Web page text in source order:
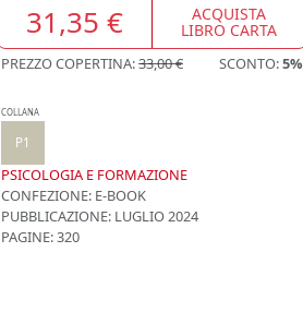
31,35 € ACQUISTA
LIBRO CARTA
PREZZO COPERTINA:33,00 € SCONTO:5%
COLLANA
P1
PSICOLOGIA E FORMAZIONE
CONFEZIONE: E-BOOK
PUBBLICAZIONE: LUGLIO 2024
PAGINE: 320